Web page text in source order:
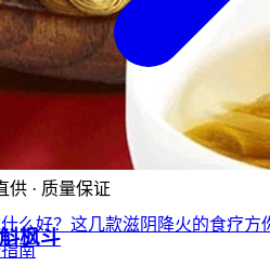
么好？这几款滋阴降火的食疗方
南
供 · 质量保证
枫斗